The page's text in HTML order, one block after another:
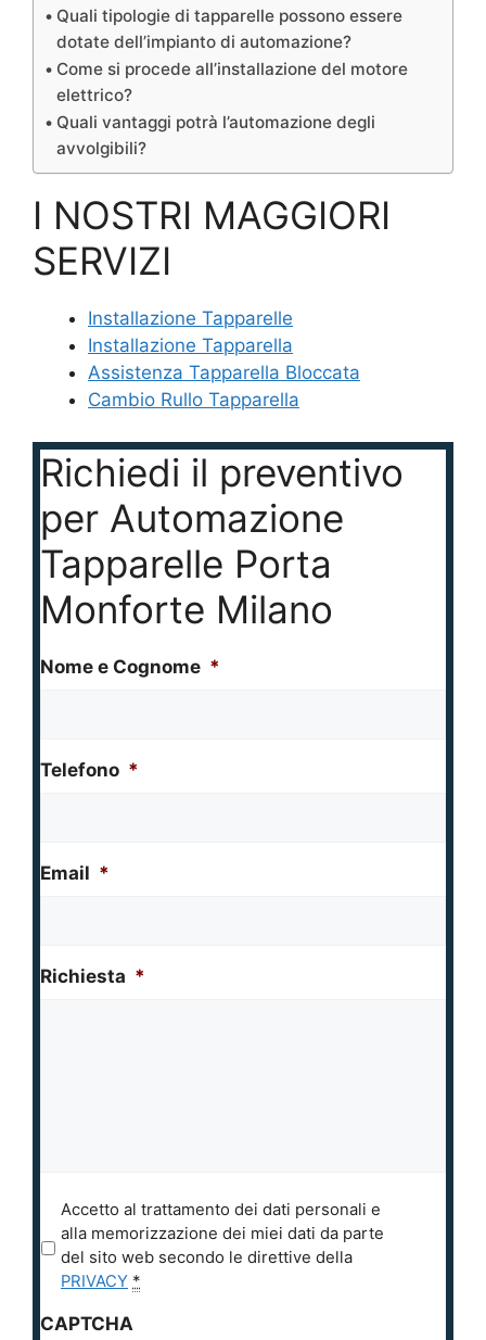
Quali tipologie di tapparelle possono essere
dotate dell’impianto di automazione?
Come si procede all’installazione del motore
elettrico?
Quali vantaggi potrà l’automazione degli
avvolgibili?
I NOSTRI MAGGIORI
SERVIZI
Installazione Tapparelle
Installazione Tapparella
Assistenza Tapparella Bloccata
Cambio Rullo Tapparella
Richiedi il preventivo
per Automazione
Tapparelle Porta
Monforte Milano
Nome e Cognome *
Telefono *
Email *
Richiesta *
i
c
Accetto al trattamento dei dati personali e
alla memorizzazione dei miei dati da parte
del sito web secondo le direttive della
PRIVACY *
CAPTCHA